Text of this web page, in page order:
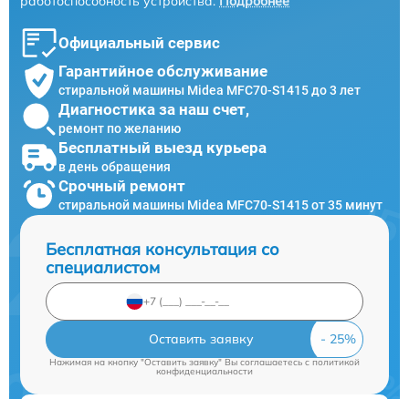
Официальный сервис
Гарантийное обслуживание
стиральной машины Midea MFС70-S1415 до 3 лет
Диагностика за наш счет,
ремонт по желанию
Бесплатный выезд курьера
в день обращения
Срочный ремонт
стиральной машины Midea MFС70-S1415 от 35 минут
Бесплатная консультация со
специалистом
Оставить заявку
Нажимая на кнопку "Оставить заявку" Вы соглашаетесь cполитикой
конфиденциальности